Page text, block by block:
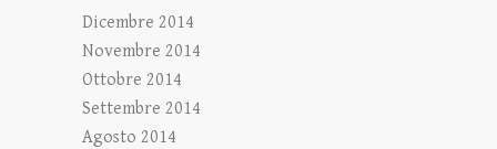
Dicembre 2014
Novembre 2014
Ottobre 2014
Settembre 2014
Agosto 2014